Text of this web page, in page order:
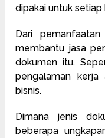
dipakai untuk setiap
Dari
membantu jasa
dokumen itu.
pengalaman kerja
bisnis.
Dimana jenis
beberapa